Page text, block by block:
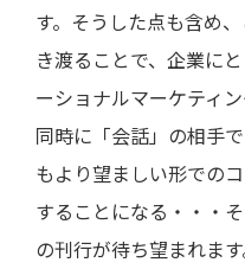
す。そうした点も含め
き渡ることで、企業に
ーショナルマーケティ
同時に「会話」の相手
もより望ましい形での
することになる・・・
の刊行が待ち望まれます